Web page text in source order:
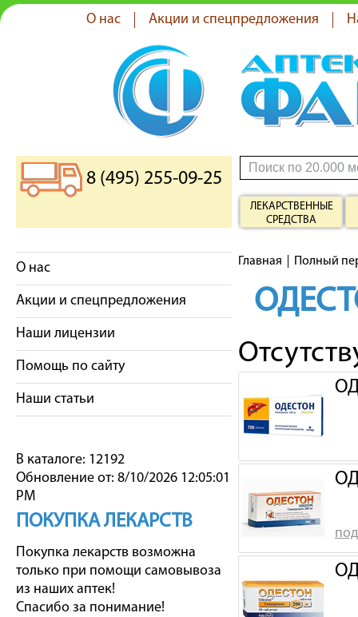
О нас Акции и спецпредложения
8 (495) 255-09-25
ЛЕКАРСТВЕННЫЕ
СРЕДСТВА
О нас
Акции и спецпредложения
Наши лицензии
Помощь по сайту
Наши статьи
В каталоге: 12192
Обновление от: 8/10/2026 12:05:01
PM
ПОКУПКА ЛЕКАРСТВ
Покупка лекарств возможна
только при помощи самовывоза
из наших аптек!
Спасибо за понимание!
Главная Полный